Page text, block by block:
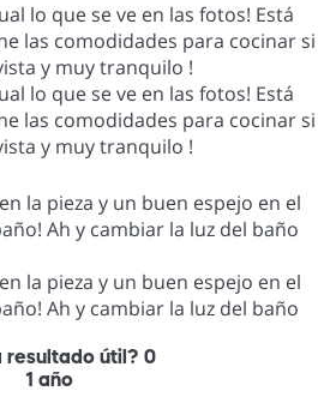
lo que se ve en las fotos! Está
las comodidades para cocinar si
y muy tranquilo !
lo que se ve en las fotos! Está
las comodidades para cocinar si
y muy tranquilo !
la pieza y un buen espejo en el
Ah y cambiar la luz del baño
la pieza y un buen espejo en el
Ah y cambiar la luz del baño
resultado útil? 0
1 año